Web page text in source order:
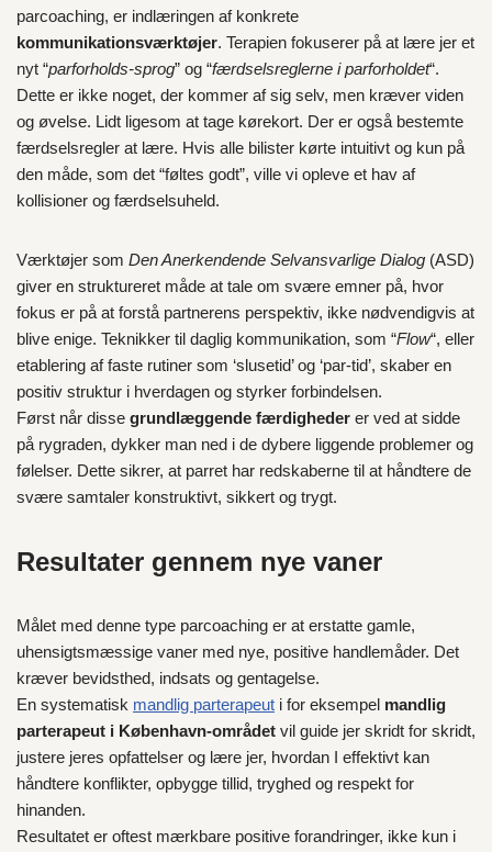
parcoaching, er indlæringen af konkrete
kommunikationsværktøjer. Terapien fokuserer på at lære jer et
nyt “parforholds-sprog” og “færdselsreglerne i parforholdet“.
Dette er ikke noget, der kommer af sig selv, men kræver viden
og øvelse. Lidt ligesom at tage kørekort. Der er også bestemte
færdselsregler at lære. Hvis alle bilister kørte intuitivt og kun på
den måde, som det “føltes godt”, ville vi opleve et hav af
kollisioner og færdselsuheld.
Værktøjer som Den Anerkendende Selvansvarlige Dialog (ASD)
giver en struktureret måde at tale om svære emner på, hvor
fokus er på at forstå partnerens perspektiv, ikke nødvendigvis at
blive enige. Teknikker til daglig kommunikation, som “Flow“, eller
etablering af faste rutiner som ‘slusetid’ og ‘par-tid’, skaber en
positiv struktur i hverdagen og styrker forbindelsen.
Først når disse grundlæggende færdigheder er ved at sidde
på rygraden, dykker man ned i de dybere liggende problemer og
følelser. Dette sikrer, at parret har redskaberne til at håndtere de
svære samtaler konstruktivt, sikkert og trygt.
Resultater gennem nye vaner
Målet med denne type parcoaching er at erstatte gamle,
uhensigtsmæssige vaner med nye, positive handlemåder. Det
kræver bevidsthed, indsats og gentagelse.
En systematisk mandlig parterapeut i for eksempel mandlig
parterapeut i København-området vil guide jer skridt for skridt,
justere jeres opfattelser og lære jer, hvordan I effektivt kan
håndtere konflikter, opbygge tillid, tryghed og respekt for
hinanden.
Resultatet er oftest mærkbare positive forandringer, ikke kun i